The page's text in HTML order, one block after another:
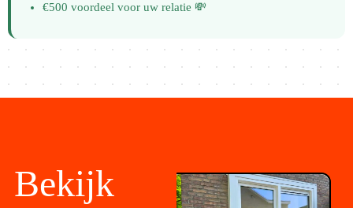
€500 voordeel voor uw relatie 💸
Bekijk